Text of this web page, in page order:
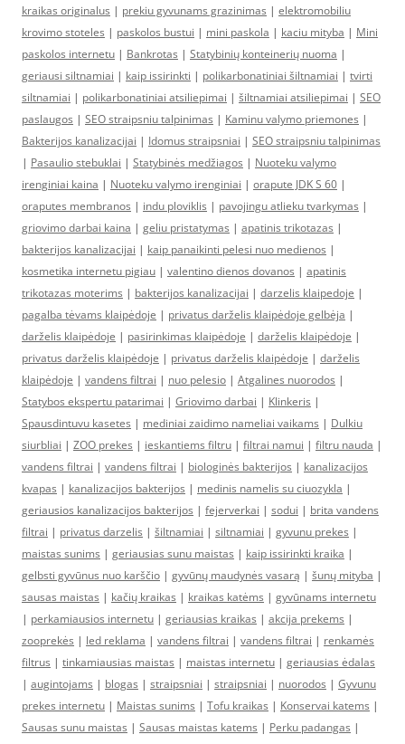
kraikas originalus | prekiu gyvunams grazinimas | elektromobiliu
krovimo stoteles | paskolos bustui | mini paskola | kaciu mityba | Mini
paskolos internetu | Bankrotas | Statybinių konteinerių nuoma |
geriausi siltnamiai | kaip issirinkti | polikarbonatiniai šiltnamiai | tvirti
siltnamiai | polikarbonatiniai atsiliepimai | šiltnamiai atsiliepimai | SEO
paslaugos | SEO straipsniu talpinimas | Kaminu valymo priemones |
Bakterijos kanalizacijai | Idomus straipsniai | SEO straipsniu talpinimas
| Pasaulio stebuklai | Statybinės medžiagos | Nuoteku valymo
irenginiai kaina | Nuoteku valymo irenginiai | orapute JDK S 60 |
oraputes membranos | indu ploviklis | pavojingu atlieku tvarkymas |
griovimo darbai kaina | geliu pristatymas | apatinis trikotazas |
bakterijos kanalizacijai | kaip panaikinti pelesi nuo medienos |
kosmetika internetu pigiau | valentino dienos dovanos | apatinis
trikotazas moterims | bakterijos kanalizacijai | darzelis klaipedoje |
pagalba tėvams klaipėdoje | privatus darželis klaipėdoje gelbėja |
darželis klaipėdoje | pasirinkimas klaipėdoje | darželis klaipėdoje |
privatus darželis klaipėdoje | privatus darželis klaipėdoje | darželis
klaipėdoje | vandens filtrai | nuo pelesio | Atgalines nuorodos |
Statybos ekspertu patarimai | Griovimo darbai | Klinkeris |
Spausdintuvu kasetes | mediniai zaidimo nameliai vaikams | Dulkiu
siurbliai | ZOO prekes | ieskantiems filtru | filtrai namui | filtru nauda |
vandens filtrai | vandens filtrai | biologinės bakterijos | kanalizacijos
kvapas | kanalizacijos bakterijos | medinis namelis su ciuozykla |
geriausios kanalizacijos bakterijos | fejerverkai | sodui | brita vandens
filtrai | privatus darzelis | šiltnamiai | siltnamiai | gyvunu prekes |
maistas sunims | geriausias sunu maistas | kaip issirinkti kraika |
gelbsti gyvūnus nuo karščio | gyvūnų maudynės vasarą | šunų mityba |
sausas maistas | kačių kraikas | kraikas katėms | gyvūnams internetu
| perkamiausios internetu | geriausias kraikas | akcija prekems |
zooprekės | led reklama | vandens filtrai | vandens filtrai | renkamės
filtrus | tinkamiausias maistas | maistas internetu | geriausias ėdalas
| augintojams | blogas | straipsniai | straipsniai | nuorodos | Gyvunu
prekes internetu | Maistas sunims | Tofu kraikas | Konservai katems |
Sausas sunu maistas | Sausas maistas katems | Perku padangas |